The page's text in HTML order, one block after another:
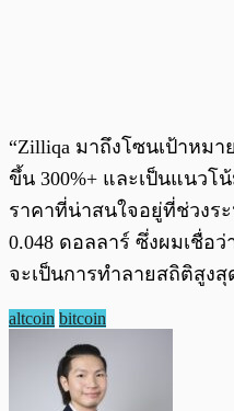
“Zilliqa มาถึงโซนเป้าหมา
ขึ้น 300%+ และเป็นแนว
ราคาที่น่าสนใจอยู่ที่ช่วงร
0.048 ดอลลาร์ ซึ่งผมเชื่อว่
จะเป็นการทำลายสถิติสูง
altcoin bitcoin